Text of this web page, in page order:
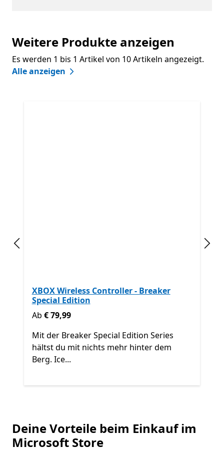
Weitere Produkte anzeigen
Es werden 1 bis 1 Artikel von 10 Artikeln angezeigt.
Alle anzeigen
Überspringen Weitere Produkte anzeigen
Vorherige Folie
XBOX Wireless Controller - Breaker
Special Edition
Ab € 79,99
Ab € 79,99
Mit der Breaker Special Edition Series
hältst du mit nichts mehr hinter dem
Berg. Ice...
Deine Vorteile beim Einkauf im
Microsoft Store